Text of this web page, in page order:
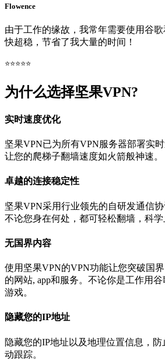
Flowence
由于工作的缘故，我常年需要使用谷
快超稳，节省了我大量的时间！
⭐⭐⭐⭐⭐
为什么选择坚果VPN?
实时速度优化
坚果VPN已为所有VPN服务器部署实
让您的爬梯子翻墙速度如火箭般神速。
卓越的连接稳定性
坚果VPN采用行业领先的自研发通信协
不论您身在何处，都可轻松翻墙，科学
无国界内容
使用坚果VPN的VPN功能让您突破国
的网站, app和服务。不论你是工作用
游戏。
隐藏您的IP地址
隐藏您的IP地址以及地理位置信息，
动跟踪。